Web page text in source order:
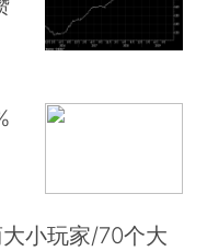
大小玩家/70个大